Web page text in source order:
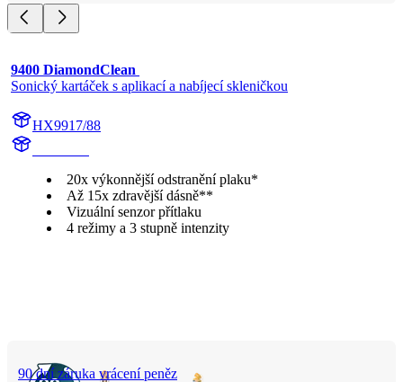
9400 DiamondClean
Sonický kartáček s aplikací a nabíjecí skleničkou
HX9917/88
20x výkonnější odstranění plaku*
Až 15x zdravější dásně**
Vizuální senzor přítlaku
4 režimy a 3 stupně intenzity
90 dní záruka vrácení peněz